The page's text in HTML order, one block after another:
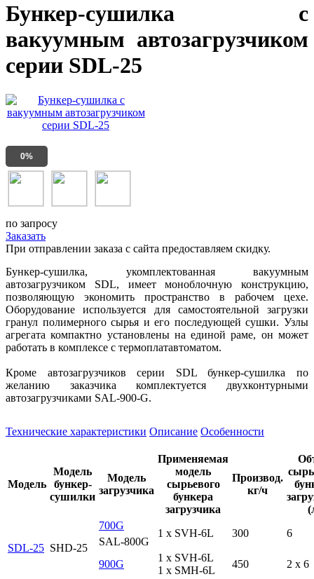
Бункер-сушилка с
вакуумным автозагрузчиком
серии SDL-25
0%
по запросу
Заказать
При отправлении заказа с сайта предоставляем скидку.
Бункер-сушилка, укомплектованная вакуумным
автозагрузчиком SDL, имеет моноблочную конструкцию,
позволяющую экономить пространство в рабочем цехе.
Оборудование используется для самостоятельной загрузки
гранул полимерного сырья и его последующей сушки. Узлы
агрегата компактно установлены на единой раме, он может
работать в комплексе с термоплатавтоматом.
Кроме автозагрузчиков серии SDL бункер-сушилка по
желанию заказчика комплектуется двухконтурными
автозагрузчиками SAL-900-G.
Технические характеристики Описание Особенности
Модель
Модель
бункер-
сушилки
Модель
загрузчика
Применяемая
модель
сырьевого
бункера
загрузчика
Производ.
кг/ч
SDL-25 SHD-25
700G
1 x SVH-6L 300 6
SAL-800G
900G
1 x SVH-6L
1 x SMH-6L
450 2 x 6